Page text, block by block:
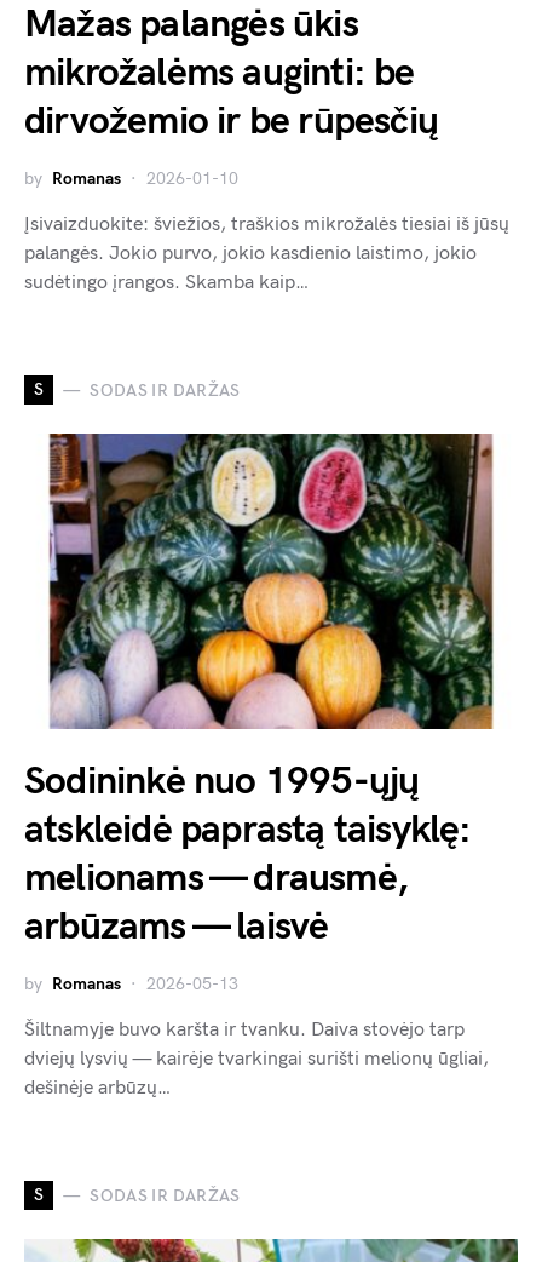
Mažas palangės ūkis
mikrožalėms auginti: be
dirvožemio ir be rūpesčių
by Romanas 2026-01-10
Įsivaizduokite: šviežios, traškios mikrožalės tiesiai iš jūsų
palangės. Jokio purvo, jokio kasdienio laistimo, jokio
sudėtingo įrangos. Skamba kaip…
S SODAS IR DARŽAS
Sodininkė nuo 1995-ųjų
atskleidė paprastą taisyklę:
melionams — drausmė,
arbūzams — laisvė
by Romanas 2026-05-13
Šiltnamyje buvo karšta ir tvanku. Daiva stovėjo tarp
dviejų lysvių — kairėje tvarkingai surišti melionų ūgliai,
dešinėje arbūzų…
S SODAS IR DARŽAS